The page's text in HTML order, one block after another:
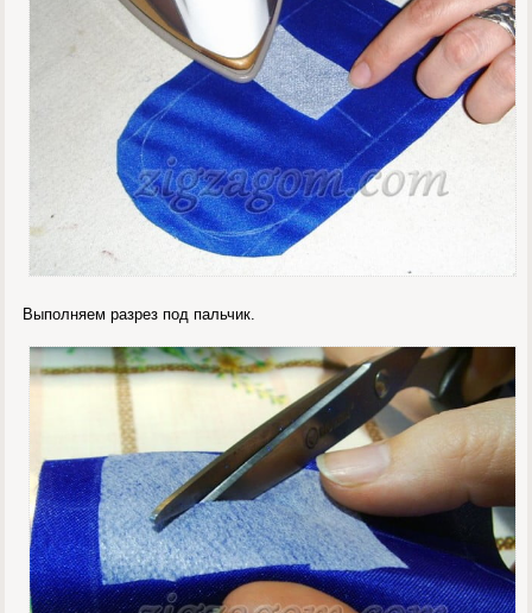
Выполняем разрез под пальчик.